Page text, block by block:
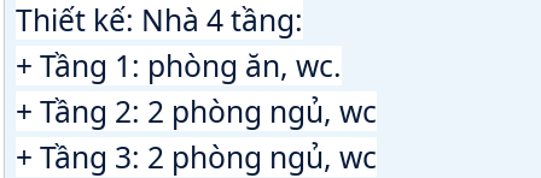
Thiết kế: Nhà 4 tầng:
+ Tầng 1: phòng ăn, wc.
+ Tầng 2: 2 phòng ngủ, wc
+ Tầng 3: 2 phòng ngủ, wc